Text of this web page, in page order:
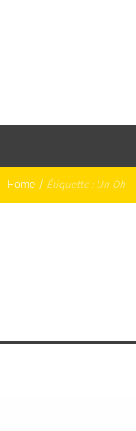
Home / Étiquette : Uh Oh